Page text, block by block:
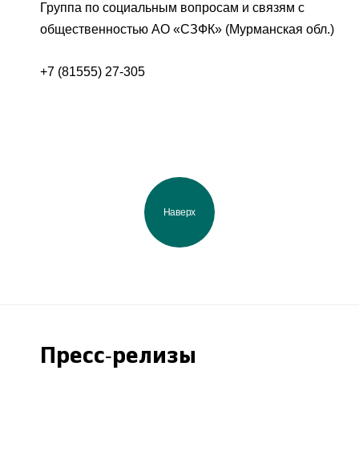
Группа по социальным вопросам и связям с
общественностью АО «СЗФК» (Мурманская обл.)
+7 (81555) 27-305
Наверх
Пресс-релизы